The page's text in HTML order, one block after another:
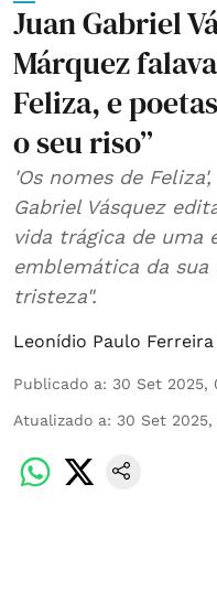
Juan Gabriel
Márquez
Feliza, e
o seu riso”
'Os nomes de
Gabriel Vásquez
vida trágica de uma
emblemática da sua
tristeza".
Leonídio Paulo Ferreira
Publicado a: 30 Set 2025,
Atualizado a: 30 Set